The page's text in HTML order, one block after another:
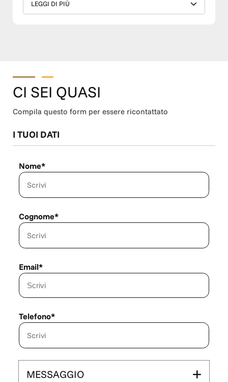
LEGGI DI PIÙ
CI SEI QUASI
Compila questo form per essere ricontattato
I TUOI DATI
Nome*
Cognome*
Email*
Telefono*
MESSAGGIO